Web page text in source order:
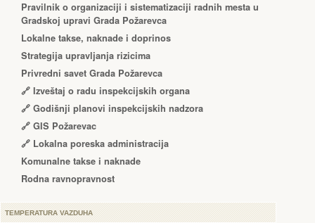
Pravilnik o organizaciji i sistematizaciji radnih mesta u
Gradskoj upravi Grada Požarevca
Lokalne takse, naknade i doprinos
Strategija upravljanja rizicima
Privredni savet Grada Požarevca
🔗 Izveštaj o radu inspekcijskih organa
🔗 Godišnji planovi inspekcijskih nadzora
🔗 GIS Požarevac
🔗 Lokalna poreska administracija
Komunalne takse i naknade
Rodna ravnopravnost
TEMPERATURA VAZDUHA